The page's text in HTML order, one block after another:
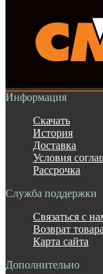
Информация
Скачать
История
Доставка
Условия
Рассрочка
Служба поддержки
Связаться с
Возврат товара
Карта сайта
Дополнительно